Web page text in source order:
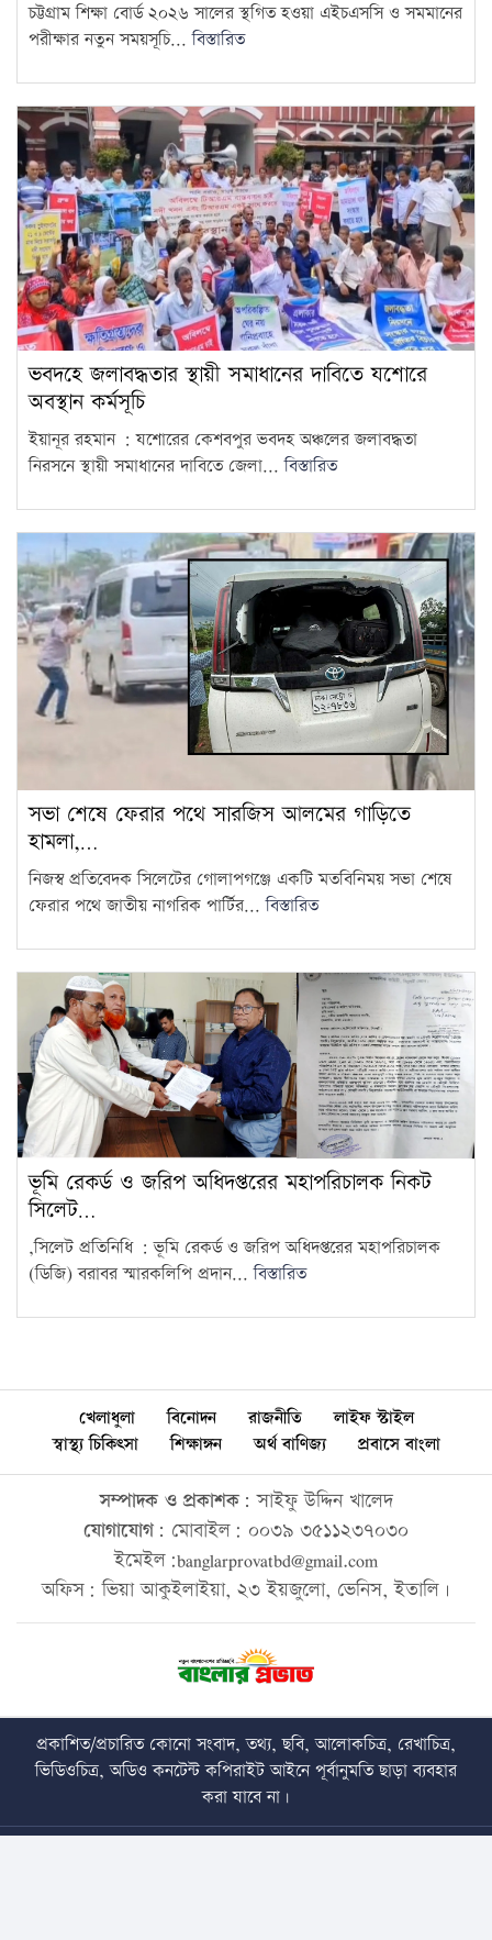
চট্টগ্রাম শিক্ষা বোর্ড ২০২৬ সালের স্থগিত হওয়া এইচএসসি ও সমমানের
পরীক্ষার নতুন সময়সূচি...বিস্তারিত
ভবদহে জলাবদ্ধতার স্থায়ী সমাধানের দাবিতে যশোরে
অবস্থান কর্মসূচি
ইয়ানূর রহমান : যশোরের কেশবপুর ভবদহ অঞ্চলের জলাবদ্ধতা
নিরসনে স্থায়ী সমাধানের দাবিতে জেলা...বিস্তারিত
সভা শেষে ফেরার পথে সারজিস আলমের গাড়িতে
হামলা,…
নিজস্ব প্রতিবেদক সিলেটের গোলাপগঞ্জে একটি মতবিনিময় সভা শেষে
ফেরার পথে জাতীয় নাগরিক পার্টির...বিস্তারিত
ভূমি রেকর্ড ও জরিপ অধিদপ্তরের মহাপরিচালক নিকট
সিলেট…
,সিলেট প্রতিনিধি : ‎ভূমি রেকর্ড ও জরিপ অধিদপ্তরের মহাপরিচালক
(ডিজি) বরাবর স্মারকলিপি প্রদান...বিস্তারিত
খেলাধুলা বিনোদন রাজনীতি
লাইফ স্টাইল
স্বাস্থ্য চিকিৎসা
শিক্ষাঙ্গন অর্থ বাণিজ্য প্রবাসে বাংলা
সম্পাদক ও প্রকাশক: সাইফু উদ্দিন খালেদ
যোগাযোগ: মোবাইল: ০০৩৯ ৩৫১১২৩৭০৩০
ইমেইল:banglarprovatbd@gmail.com
অফিস: ভিয়া আকুইলাইয়া, ২৩ ইয়জুলো, ভেনিস, ইতালি।
প্রকাশিত/প্রচারিত কোনো সংবাদ, তথ্য, ছবি, আলোকচিত্র, রেখাচিত্র,
ভিডিওচিত্র, অডিও কনটেন্ট কপিরাইট আইনে পূর্বানুমতি ছাড়া ব্যবহার
করা যাবে না।